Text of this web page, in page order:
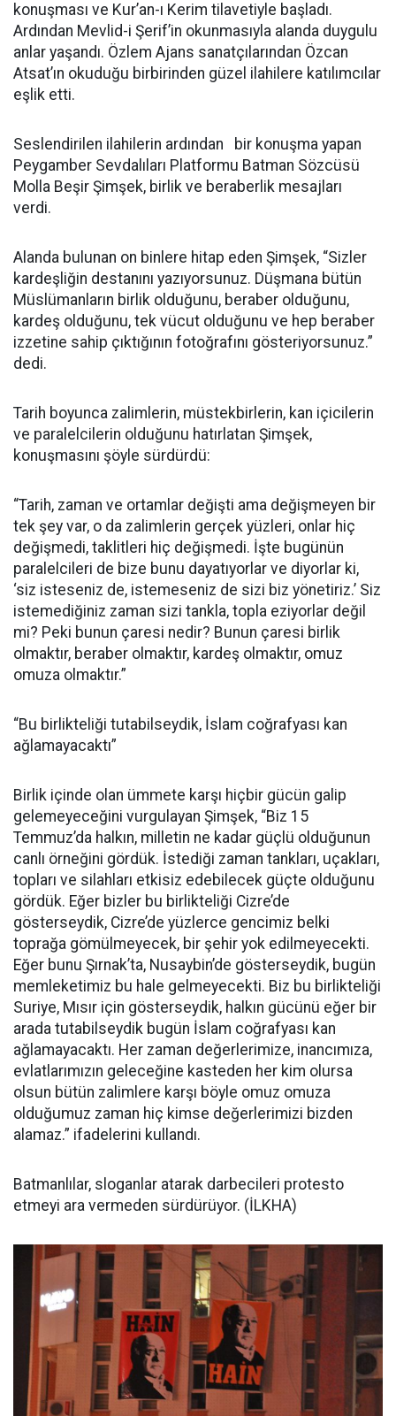
konuşması ve Kur’an-ı Kerim tilavetiyle başladı.
Ardından Mevlid-i Şerif’in okunmasıyla alanda duygulu
anlar yaşandı. Özlem Ajans sanatçılarından Özcan
Atsat’ın okuduğu birbirinden güzel ilahilere katılımcılar
eşlik etti.
Seslendirilen ilahilerin ardından bir konuşma yapan
Peygamber Sevdalıları Platformu Batman Sözcüsü
Molla Beşir Şimşek, birlik ve beraberlik mesajları
verdi.
Alanda bulunan on binlere hitap eden Şimşek, “Sizler
kardeşliğin destanını yazıyorsunuz. Düşmana bütün
Müslümanların birlik olduğunu, beraber olduğunu,
kardeş olduğunu, tek vücut olduğunu ve hep beraber
izzetine sahip çıktığının fotoğrafını gösteriyorsunuz.”
dedi.
Tarih boyunca zalimlerin, müstekbirlerin, kan içicilerin
ve paralelcilerin olduğunu hatırlatan Şimşek,
konuşmasını şöyle sürdürdü:
“Tarih, zaman ve ortamlar değişti ama değişmeyen bir
tek şey var, o da zalimlerin gerçek yüzleri, onlar hiç
değişmedi, taklitleri hiç değişmedi. İşte bugünün
paralelcileri de bize bunu dayatıyorlar ve diyorlar ki,
‘siz isteseniz de, istemeseniz de sizi biz yönetiriz.’ Siz
istemediğiniz zaman sizi tankla, topla eziyorlar değil
mi? Peki bunun çaresi nedir? Bunun çaresi birlik
olmaktır, beraber olmaktır, kardeş olmaktır, omuz
omuza olmaktır.”
“Bu birlikteliği tutabilseydik, İslam coğrafyası kan
ağlamayacaktı”
Birlik içinde olan ümmete karşı hiçbir gücün galip
gelemeyeceğini vurgulayan Şimşek, “Biz 15
Temmuz’da halkın, milletin ne kadar güçlü olduğunun
canlı örneğini gördük. İstediği zaman tankları, uçakları,
topları ve silahları etkisiz edebilecek güçte olduğunu
gördük. Eğer bizler bu birlikteliği Cizre’de
gösterseydik, Cizre’de yüzlerce gencimiz belki
toprağa gömülmeyecek, bir şehir yok edilmeyecekti.
Eğer bunu Şırnak’ta, Nusaybin’de gösterseydik, bugün
memleketimiz bu hale gelmeyecekti. Biz bu birlikteliği
Suriye, Mısır için gösterseydik, halkın gücünü eğer bir
arada tutabilseydik bugün İslam coğrafyası kan
ağlamayacaktı. Her zaman değerlerimize, inancımıza,
evlatlarımızın geleceğine kasteden her kim olursa
olsun bütün zalimlere karşı böyle omuz omuza
olduğumuz zaman hiç kimse değerlerimizi bizden
alamaz.” ifadelerini kullandı.
Batmanlılar, sloganlar atarak darbecileri protesto
etmeyi ara vermeden sürdürüyor. (İLKHA)